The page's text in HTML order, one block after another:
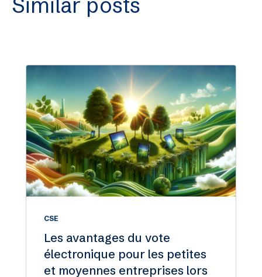
CSE
Les avantages du vote
électronique pour les petites
et moyennes entreprises lors